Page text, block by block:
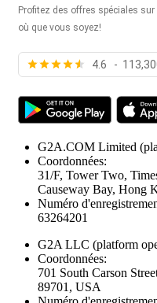
Profitez des offres spéciales sur
où que vous soyez!
4.6 -
G2A.COM Limited
Coordonnées:
31/F, Tower Two,
Causeway Bay, Hong
Numéro
63264201
G2A LLC (platform
Coordonnées:
701 South Carson
89701, USA